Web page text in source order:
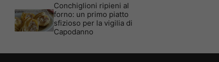
Conchiglioni ripieni al
forno: un primo piatto
sfizioso per la vigilia di
Capodanno